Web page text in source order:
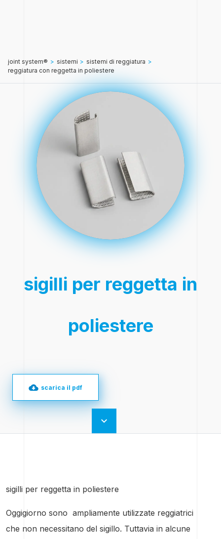
joint system® > sistemi > sistemi di reggiatura >
reggiatura con reggetta in poliestere
sigilli per reggetta in
poliestere
scarica il pdf
sigilli per reggetta in poliestere
Oggigiorno sono ampliamente utilizzate reggiatrici
che non necessitano del sigillo. Tuttavia in alcune